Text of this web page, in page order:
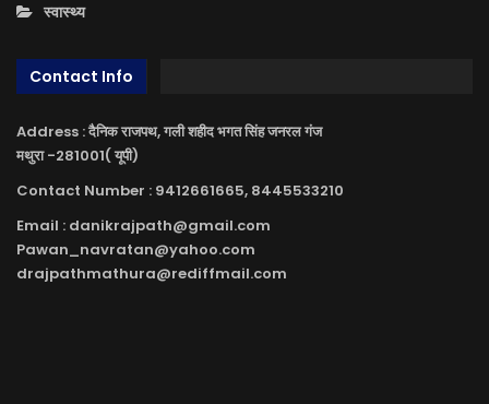
स्वास्थ्य
Contact Info
Address : दैनिक राजपथ, गली शहीद भगत सिंह जनरल गंज
मथुरा -281001( यूपी)
Contact Number : 9412661665, 8445533210
Email : danikrajpath@gmail.com
Pawan_navratan@yahoo.com
drajpathmathura@rediffmail.com